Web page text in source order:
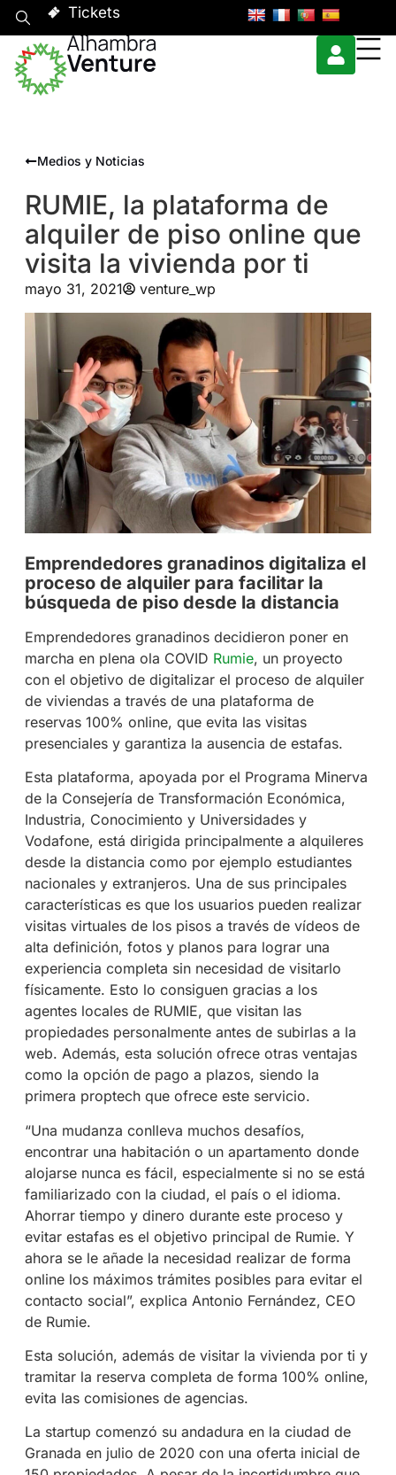
Tickets
Medios y Noticias
RUMIE, la plataforma de
alquiler de piso online que
visita la vivienda por ti
mayo 31, 2021 venture_wp
Emprendedores granadinos digitaliza el
proceso de alquiler para facilitar la
búsqueda de piso desde la distancia
Emprendedores granadinos decidieron poner en
marcha en plena ola COVID Rumie, un proyecto
con el objetivo de digitalizar el proceso de alquiler
de viviendas a través de una plataforma de
reservas 100% online, que evita las visitas
presenciales y garantiza la ausencia de estafas.
Esta plataforma, apoyada por el Programa Minerva
de la Consejería de Transformación Económica,
Industria, Conocimiento y Universidades y
Vodafone, está dirigida principalmente a alquileres
desde la distancia como por ejemplo estudiantes
nacionales y extranjeros. Una de sus principales
características es que los usuarios pueden realizar
visitas virtuales de los pisos a través de vídeos de
alta definición, fotos y planos para lograr una
experiencia completa sin necesidad de visitarlo
físicamente. Esto lo consiguen gracias a los
agentes locales de RUMIE, que visitan las
propiedades personalmente antes de subirlas a la
web. Además, esta solución ofrece otras ventajas
como la opción de pago a plazos, siendo la
primera proptech que ofrece este servicio.
“Una mudanza conlleva muchos desafíos,
encontrar una habitación o un apartamento donde
alojarse nunca es fácil, especialmente si no se está
familiarizado con la ciudad, el país o el idioma.
Ahorrar tiempo y dinero durante este proceso y
evitar estafas es el objetivo principal de Rumie. Y
ahora se le añade la necesidad realizar de forma
online los máximos trámites posibles para evitar el
contacto social”, explica Antonio Fernández, CEO
de Rumie.
Esta solución, además de visitar la vivienda por ti y
tramitar la reserva completa de forma 100% online,
evita las comisiones de agencias.
La startup comenzó su andadura en la ciudad de
Granada en julio de 2020 con una oferta inicial de